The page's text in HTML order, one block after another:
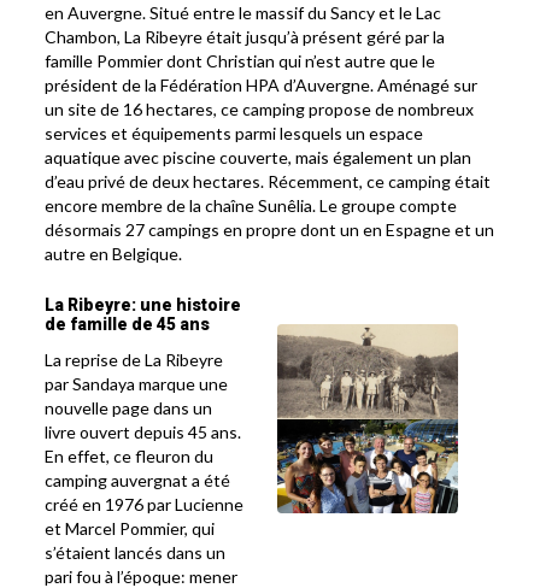
en Auvergne. Situé entre le massif du Sancy et le Lac
Chambon, La Ribeyre était jusqu’à présent géré par la
famille Pommier dont Christian qui n’est autre que le
président de la Fédération HPA d’Auvergne. Aménagé sur
un site de 16 hectares, ce camping propose de nombreux
services et équipements parmi lesquels un espace
aquatique avec piscine couverte, mais également un plan
d’eau privé de deux hectares. Récemment, ce camping était
encore membre de la chaîne Sunêlia. Le groupe compte
désormais 27 campings en propre dont un en Espagne et un
autre en Belgique.
La Ribeyre: une histoire
de famille de 45 ans
La reprise de La Ribeyre
par Sandaya marque une
nouvelle page dans un
livre ouvert depuis 45 ans.
En effet, ce fleuron du
camping auvergnat a été
créé en 1976 par Lucienne
et Marcel Pommier, qui
s’étaient lancés dans un
pari fou à l’époque: mener